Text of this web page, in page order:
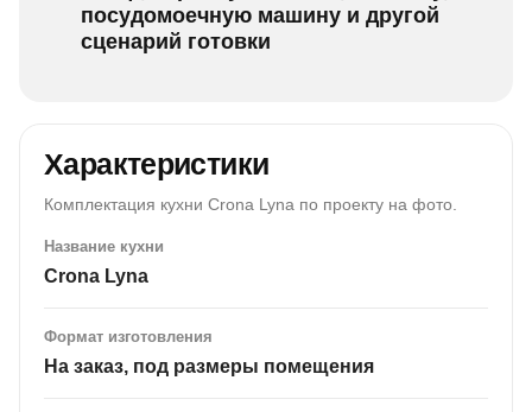
посудомоечную машину и другой
сценарий готовки
Характеристики
Комплектация кухни Crona Lyna по проекту на фото.
Название кухни
Crona Lyna
Формат изготовления
На заказ, под размеры помещения